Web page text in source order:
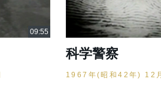
科学警察
1967年(昭和42年) 12